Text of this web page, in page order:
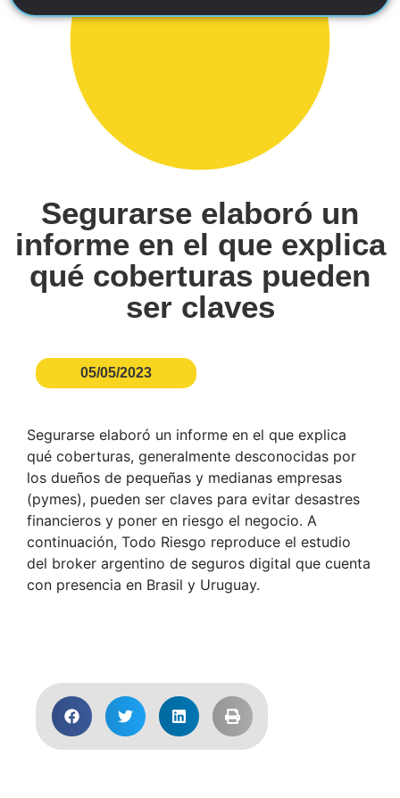
Segurarse elaboró un
informe en el que explica
qué coberturas pueden
ser claves
05/05/2023
Segurarse elaboró un informe en el que explica
qué coberturas, generalmente desconocidas por
los dueños de pequeñas y medianas empresas
(pymes), pueden ser claves para evitar desastres
financieros y poner en riesgo el negocio. A
continuación, Todo Riesgo reproduce el estudio
del broker argentino de seguros digital que cuenta
con presencia en Brasil y Uruguay.